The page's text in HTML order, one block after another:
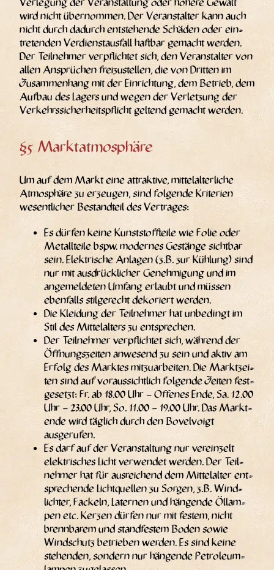
Ver­le­gung der Ver­an­stal­tung oder höhe­re Gewalt
wird nicht über­nom­men. Der Ver­an­stal­ter kann auch
nicht durch dadurch ent­ste­hen­de Schä­den oder ein­
tre­ten­den Ver­dienst­aus­fall haft­bar gemacht wer­den.
Der Teil­neh­mer ver­pflich­tet sich, den Ver­an­stal­ter von
allen Ansprü­chen frei­zu­stel­len, die von Drit­ten im
Zusam­men­hang mit der Ein­rich­tung, dem Betrieb, dem
Auf­bau des Lagers und wegen der Ver­let­zung der
Ver­kehrs­si­cher­heits­pflicht gel­tend gemacht werden.
§5 Marktatmosphäre
Um auf dem Markt eine attrak­ti­ve, mit­tel­al­ter­li­che
Atmo­sphä­re zu erzeu­gen, sind fol­gen­de Kri­te­ri­en
wesent­li­cher Bestand­teil des Vertrages:
Es dür­fen kei­ne Kunst­stoff­tei­le wie Folie oder
Metall­tei­le bspw. moder­nes Gestän­ge sicht­bar
sein. Elek­tri­sche Anla­gen (z.B. zur Küh­lung) sind
nur mit aus­drück­li­cher Geneh­mi­gung und im
ange­mel­de­ten Umfang erlaubt und müs­sen
eben­falls stil­ge­recht deko­riert werden.
Die Klei­dung der Teil­neh­mer hat unbe­dingt im
Stil des Mit­tel­al­ters zu entsprechen.
Der Teil­neh­mer ver­pflich­tet sich, wäh­rend der
Öff­nungs­zei­ten anwe­send zu sein und aktiv am
Erfolg des Mark­tes mit­zu­ar­bei­ten. Die Markt­zei­
ten sind auf vor­aus­sicht­lich fol­gen­de Zei­ten fest­
ge­setzt: Fr. ab 18.00 Uhr – Offe­nes Ende, Sa. 12.00
Uhr – 23.00 Uhr, So. 11.00 – 19.00 Uhr. Das Markt­
ende wird täg­lich durch den Bovel­voigt
ausgerufen.
Es darf auf der Ver­an­stal­tung nur ver­ein­zelt
elek­tri­sches Licht ver­wen­det wer­den. Der Teil­
neh­mer hat für aus­rei­chend dem Mit­tel­al­ter ent­
spre­chen­de Licht­quel­len zu Sor­gen, z.B. Wind­
lich­ter, Fackeln, Later­nen und hän­gen­de Öllam­
pen etc. Ker­zen dür­fen nur mit fes­tem, nicht
brenn­ba­rem und stand­fes­tem Boden sowie
Wind­schutz betrie­ben wer­den. Es sind kei­ne
ste­hen­den, son­dern nur hän­gen­de Petro­le­um­